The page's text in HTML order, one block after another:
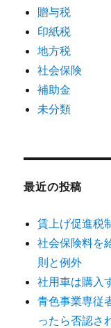
贈与税
印紙税
地方税
社会保険
補助金
未分類
最近の投稿
賃上げ促進税
社会保険料を
則と例外
社用車は購入
青色事業専従
ったら否認さ